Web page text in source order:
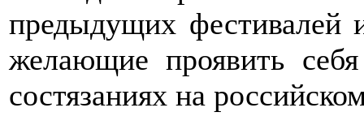
предыдущих фестивалей
желающие проявить себя
состязаниях на